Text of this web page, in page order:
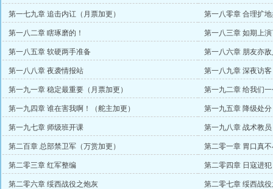
第一七九章 追击内讧（月票加更） 第一八零章 合理扩地
第一八二章 瞎琢磨的！ 第一八三章 如期上
第一八五章 软硬两手准备 第一八六章 朋友亦
第一八八章 夜袭情报站 第一八九章 深夜访
第一九一章 稳定最重要（月票加更） 第一九二章 给我们
第一九四章 谁在害我啊！（舵主加更） 第一九五章 降级处分
第一九七章 师级班开课 第一九八章 战术教
第二百章 总部禁卫军（万赏加更） 第二零一章 胃口真
第二零三章 红军整编 第二零四章 日寇进
第二零六章 绥西战役之炮灰 第二零七章 绥西战